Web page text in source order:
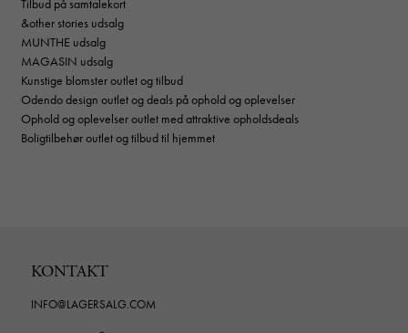
Tilbud på samtalekort
&other stories udsalg
MUNTHE udsalg
MAGASIN udsalg
Kunstige blomster outlet og tilbud
Odendo design outlet og deals på ophold og oplevelser
Ophold og oplevelser outlet med attraktive opholdsdeals
Boligtilbehør outlet og tilbud til hjemmet
KONTAKT
INFO@LAGERSALG.COM